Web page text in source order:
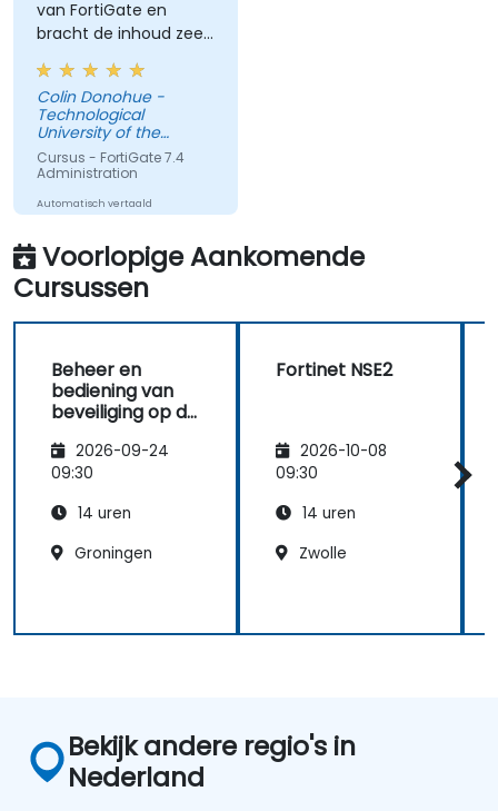
opstellingen op te lossen en HA-
omgevingen efficiënt te beheren.
van FortiGate en
bracht de inhoud zeer
goed over. Hartelijk
dank aan Soroush.
Colin Donohue -
Technological
University of the
Shannon: Midlands
Midwest
Cursus - FortiGate 7.4
Administration
Automatisch vertaald
Voorlopige Aankomende
Cursussen
Beheer en
bediening van
beveiliging op de
2026-09-24
09:30
14 uren
Groningen
Fortinet NSE2
2026-10-08
09:30
14 uren
Zwolle
Bekijk andere regio's in
Nederland